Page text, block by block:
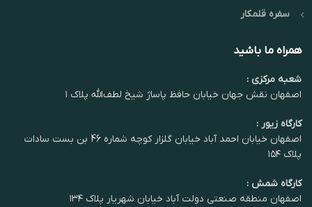
سفره قلمکار
همراه ما باشید
شعبه مرکزی :
اصفهان نقش جهان خیابان حافظ پاساژ شیخ لطف‌الله پلاک ۱
کارگاه زیور :
اصفهان خیابان احمد آباد خیابان گلزار کوچه شماره 46 بن بست سادات
پلاک ۱۵۴
کارگاه شمش :
اصفهان منطقه صنعتی دولت آباد خیابان شهریار پلاک ۱۳۴